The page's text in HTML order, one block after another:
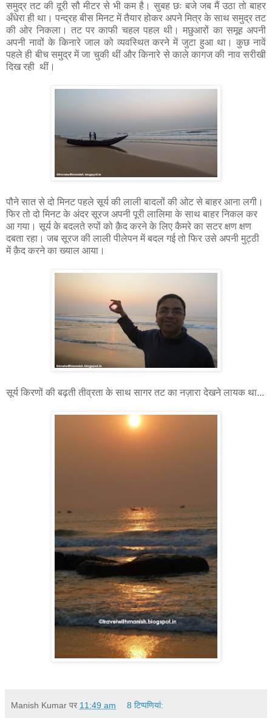
समुद्र तट की दूरी सौ मीटर से भी कम है। सुबह छः बजे जब मैं उठा तो बाहर
अँधेरा ही था। पन्द्रह बीस मिनट में तैयार होकर अपने मित्र के साथ समुद्र तट
की ओर निकला। तट पर काफी चहल पहल थी। मछुआरों का समूह अपनी
अपनी नावों के किनारे जाल को व्यवस्थित करने में जुटा हुआ था। कुछ नावें
पहले ही बीच समुद्र में जा चुकी थीं और किनारे से काले कागज की नाव सरीखी
दिख रही थीं।
पौने सात से दो मिनट पहले सूर्य की लाली बादलों की ओट से बाहर आना लगी।
फिर तो दो मिनट के अंदर सूरज अपनी पूरी लालिमा के साथ बाहर निकल कर
आ गया। सूर्य के बदलते रुपों को क़ैद करने के लिए कैमरे का सटर क्षण क्षण
दबता रहा। जब सूरज की लाली पीलेपन में बदल गई तो फिर उसे अपनी मुट्ठी
में क़ैद करने का ख्याल आया।
सूर्य किरणों की बढ़ती तीव्रता के साथ सागर तट का नज़ारा देखने लायक था...
Manish Kumar पर 11:49 am 8 टिप्‍पणियां: